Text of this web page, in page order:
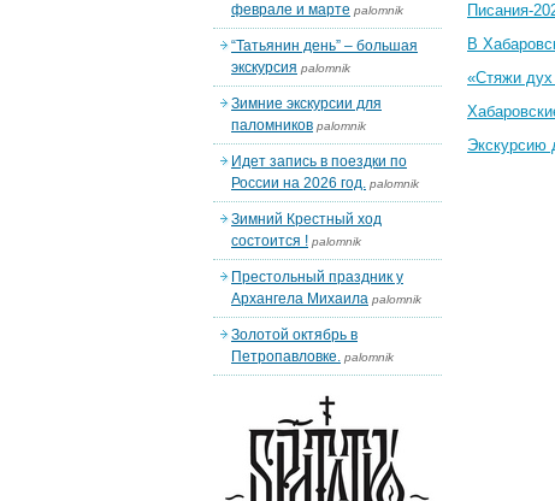
Писания-
В
«Стяжи дух
Экскурсию
феврале и марте palomnik
“Татьянин день” – большая
экскурсия palomnik
Зимние экскурсии для
паломников palomnik
Идет запись в поездки по
России на 2026 год. palomnik
Зимний Крестный ход
состоится ! palomnik
Престольный праздник у
Архангела Михаила palomnik
Золотой октябрь в
Петропавловке. palomnik